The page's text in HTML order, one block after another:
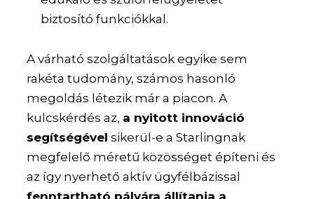
biztosító funkciókkal.
A várható szolgáltatások egyike sem
rakéta tudomány, számos hasonló
megoldás létezik már a piacon. A
kulcskérdés az, a nyitott innováció
segítségével sikerül-e a Starlingnak
megfelelő méretű közösséget építeni és
az így nyerhető aktív ügyfélbázissal